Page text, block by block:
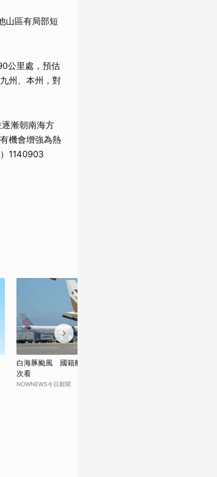
山區有局部短
公里處，預估
州、本州，對
漸朝南海方
機會增強為熱
1140903
白海豚颱風 國籍航空明後天航班異動一
次看
NOWNEWS今日新聞